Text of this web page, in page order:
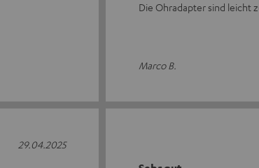
Die Ohradapter sind leicht
Marco B.
29.04.2025